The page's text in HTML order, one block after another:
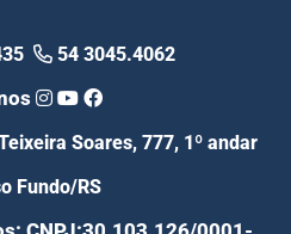
54 3045.4062
Soares, 777, 1º andar
Fundo/RS